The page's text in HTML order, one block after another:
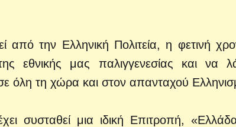
από την Ελληνική Πολιτεία, η φετινή
εθνικής μας παλιγγενεσίας και να
όλη τη χώρα και στον απανταχού
συσταθεί μια ιδική Επιτροπή,